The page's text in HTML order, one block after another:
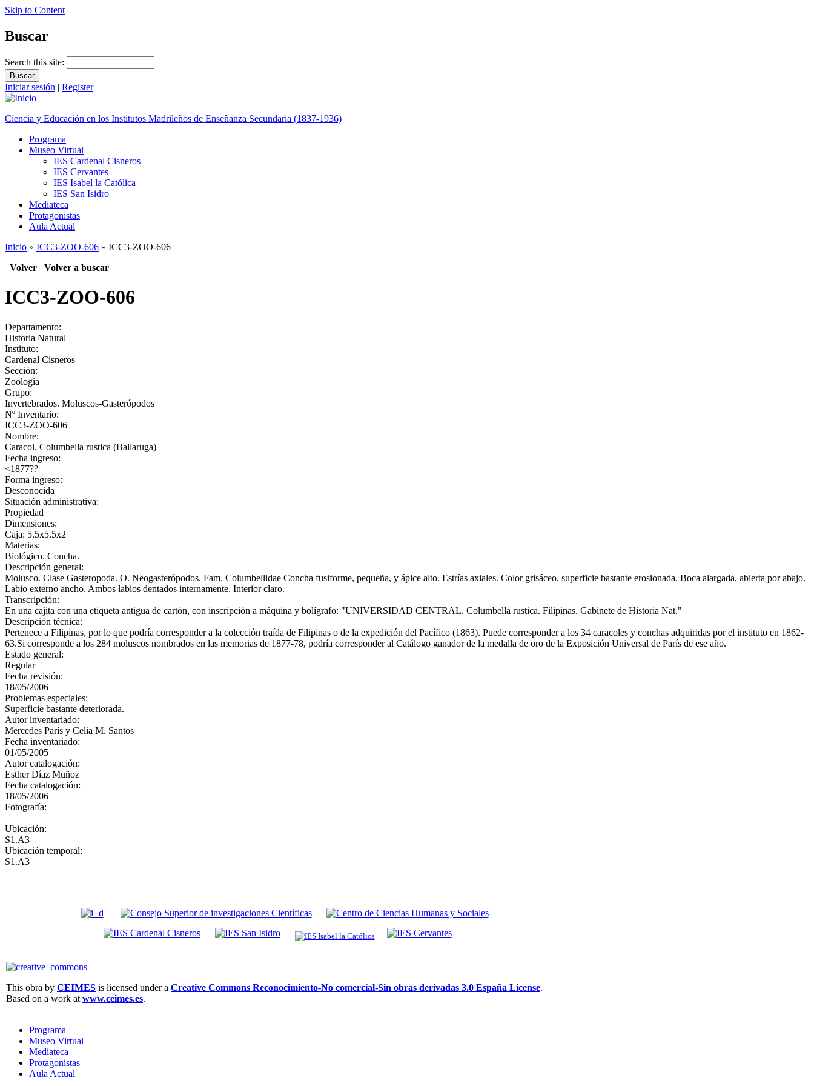
Skip to Content
Buscar
Search this site:
Iniciar sesión | Register
Ciencia y Educación en los Institutos Madrileños de Enseñanza Secundaria (1837-1936)
Programa
Museo Virtual
IES Cardenal Cisneros
IES Cervantes
IES Isabel la Católica
IES San Isidro
Mediateca
Protagonistas
Aula Actual
Inicio » ICC3-ZOO-606 » ICC3-ZOO-606
Volver Volver a buscar
ICC3-ZOO-606
Departamento:
Historia Natural
Instituto:
Cardenal Cisneros
Sección:
Zoología
Grupo:
Invertebrados. Moluscos-Gasterópodos
Nº Inventario:
ICC3-ZOO-606
Nombre:
Caracol. Columbella rustica (Ballaruga)
Fecha ingreso:
<1877??
Forma ingreso:
Desconocida
Situación administrativa:
Propiedad
Dimensiones:
Caja: 5.5x5.5x2
Materias:
Biológico. Concha.
Descripción general:
Molusco. Clase Gasteropoda. O. Neogasterópodos. Fam. Columbellidae Concha fusiforme, pequeña, y ápice alto. Estrías axiales. Color grisáceo, superficie bastante erosionada. Boca alargada, abierta por abajo.
Labio externo ancho. Ambos labios dentados internamente. Interior claro.
Transcripción:
En una cajita con una etiqueta antigua de cartón, con inscripción a máquina y bolígrafo: "UNIVERSIDAD CENTRAL. Columbella rustica. Filipinas. Gabinete de Historia Nat."
Descripción técnica:
Pertenece a Filipinas, por lo que podría corresponder a la colección traída de Filipinas o de la expedición del Pacífico (1863). Puede corresponder a los 34 caracoles y conchas adquiridas por el instituto en 1862-
63.Si corresponde a los 284 moluscos nombrados en las memorias de 1877-78, podría corresponder al Catálogo ganador de la medalla de oro de la Exposición Universal de París de ese año.
Estado general:
Regular
Fecha revisión:
18/05/2006
Problemas especiales:
Superficie bastante deteriorada.
Autor inventariado:
Mercedes París y Celia M. Santos
Fecha inventariado:
01/05/2005
Autor catalogación:
Esther Díaz Muñoz
Fecha catalogación:
18/05/2006
Fotografía:
Ubicación:
S1.A3
Ubicación temporal:
S1.A3
This obra by CEIMES is licensed under a Creative Commons Reconocimiento-No comercial-Sin obras derivadas 3.0 España License.
Based on a work at www.ceimes.es.
Programa
Museo Virtual
Mediateca
Protagonistas
Aula Actual